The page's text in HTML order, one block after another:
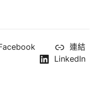
連結
LinkedIn